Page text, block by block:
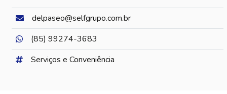
delpaseo@selfgrupo.com.br
(85) 99274-3683
Serviços e Conveniência